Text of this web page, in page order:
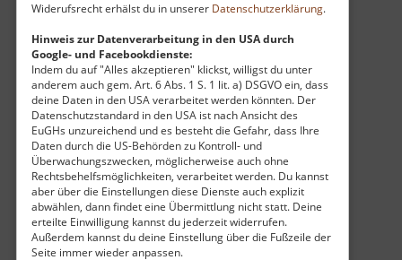
Widerufsrecht erhälst du in unserer Datenschutzerklärung.
Hinweis zur Datenverarbeitung in den USA durch
Google- und Facebookdienste:
Indem du auf "Alles akzeptieren" klickst, willigst du unter
anderem auch gem. Art. 6 Abs. 1 S. 1 lit. a) DSGVO ein, dass
deine Daten in den USA verarbeitet werden könnten. Der
Datenschutzstandard in den USA ist nach Ansicht des
EuGHs unzureichend und es besteht die Gefahr, dass Ihre
Daten durch die US-Behörden zu Kontroll- und
Überwachungszwecken, möglicherweise auch ohne
Rechtsbehelfsmöglichkeiten, verarbeitet werden. Du kannst
aber über die Einstellungen diese Dienste auch explizit
abwählen, dann findet eine Übermittlung nicht statt. Deine
erteilte Einwilligung kannst du jederzeit widerrufen.
Außerdem kannst du deine Einstellung über die Fußzeile der
Seite immer wieder anpassen.
auch eine passende Weihnachtsbeleuchtung
und werden schließlich am 6. Januar wieder ins
Trockene gebracht, um zu überwintern und
saniert zu werden. An fast jedem der Häuser
kann man etwas bewegliches entdecken - sei es
der im Bett schlafende Mann, der mit den Füßen
wackelt, ein Wasserrad mit echtem Wasser oder
ein funktionierendes Geläut an der Kirche.